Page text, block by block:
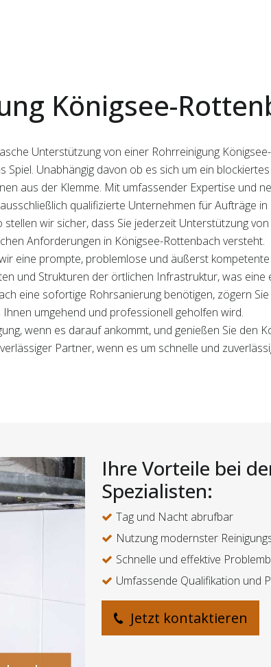
Königsee-
Unterstützung von einer Rohrreinigung
Unabhängig davon ob es sich um ein
aus der Klemme. Mit umfassender Expertise und
qualifizierte Unternehmen für Aufträge
wir sicher, dass Sie jederzeit Unterstützung
Anforderungen in Königsee-Rottenbach versteht.
eine prompte, problemlose und äußerst
und Strukturen der örtlichen Infrastruktur, was
eine sofortige Rohrsanierung benötigen, zögern
Ihnen umgehend und professionell geholfen wird.
wenn es darauf ankommt, und genießen Sie den
Partner, wenn es um schnelle und
Ihre Vorteile bei
Spezialisten:
Tag und Nacht abrufbar
Nutzung modernster
Schnelle und effektive
Umfassende Qualifikation und
Jetzt kontaktieren